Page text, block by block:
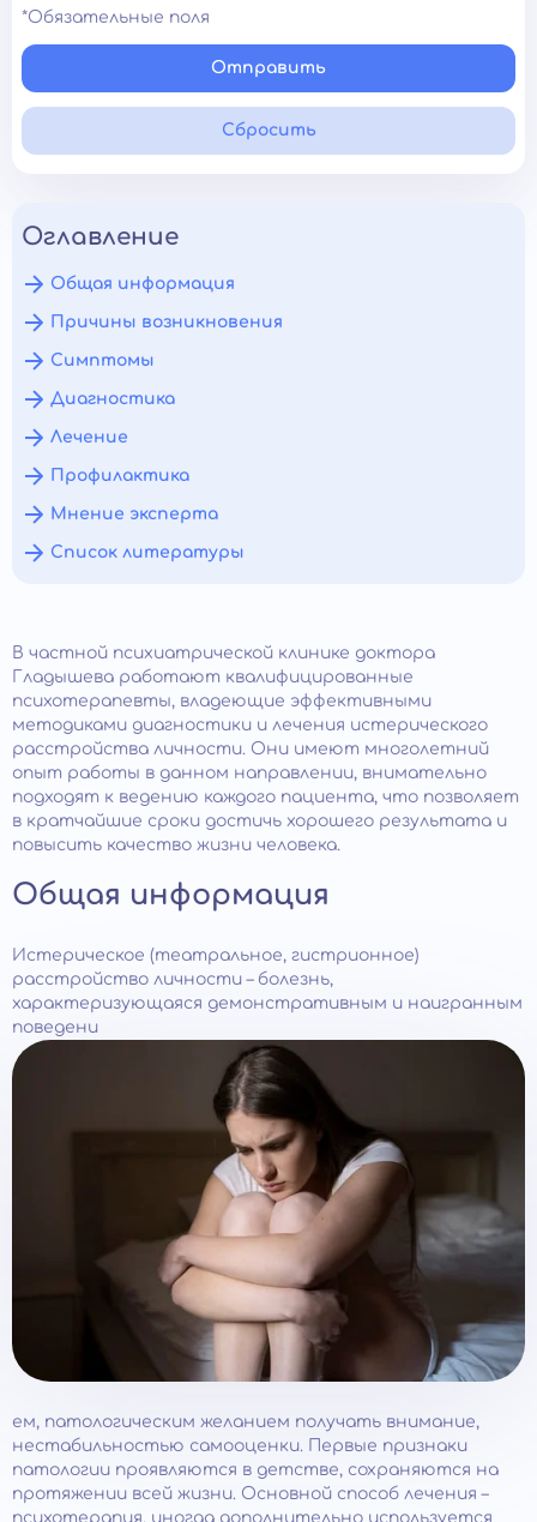
*Обязательные поля
Отправить
Сбросить
Оглавление
Общая информация
Причины возникновения
Симптомы
Диагностика
Лечение
Профилактика
Мнение эксперта
Список литературы
В частной психиатрической клинике доктора
Гладышева работают квалифицированные
психотерапевты, владеющие эффективными
методиками диагностики и лечения истерического
расстройства личности. Они имеют многолетний
опыт работы в данном направлении, внимательно
подходят к ведению каждого пациента, что позволяет
в кратчайшие сроки достичь хорошего результата и
повысить качество жизни человека.
Общая информация
Истерическое (театральное, гистрионное)
расстройство личности – болезнь,
характеризующаяся демонстративным и наигранным
поведени
ем, патологическим желанием получать внимание,
нестабильностью самооценки. Первые признаки
патологии проявляются в детстве, сохраняются на
протяжении всей жизни. Основной способ лечения –
психотерапия, иногда дополнительно используется